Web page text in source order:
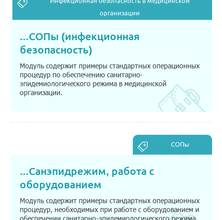
организации
...СОПы (инфекционная
безопасность)
Модуль содержит примеры стандартных операционных
процедур по обеспечению санитарно-
эпидемиологического режима в медицинской
организации.
СОПы
...Санэпидрежим, работа с
оборудованием
Модуль содержит примеры стандартных операционных
процедур, необходимых при работе с оборудованием и